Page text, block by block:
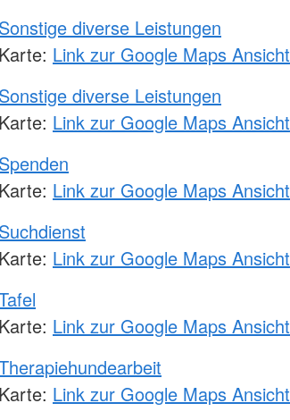
Sonstige diverse Leistungen
Karte: Link zur Google Maps Ansicht
Sonstige diverse Leistungen
Karte: Link zur Google Maps Ansicht
Spenden
Karte: Link zur Google Maps Ansicht
Suchdienst
Karte: Link zur Google Maps Ansicht
Karte: Link zur Google Maps Ansicht
Karte: Link zur Google Maps Ansicht